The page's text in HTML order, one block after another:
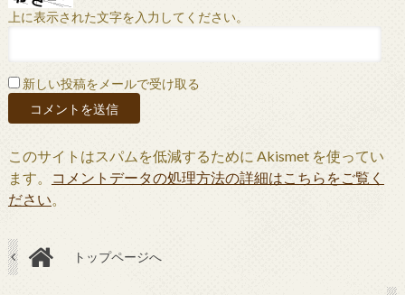
上に表示された文字を入力してください。
新しい投稿をメールで受け取る
このサイトはスパムを低減するために Akismet を使ってい
ます。
コメントデータの処理方法の詳細はこちらをご覧く
ださい。
トップページへ